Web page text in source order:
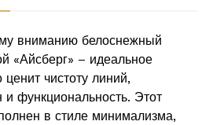
вниманию белоснежный
«Айсберг» – идеальное
чистоту линий,
функциональность. Этот
в стиле минимализма,